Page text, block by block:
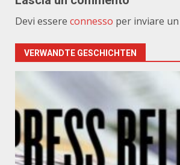
Devi essere connesso per inviare
VERWANDTE GESCHICHTEN